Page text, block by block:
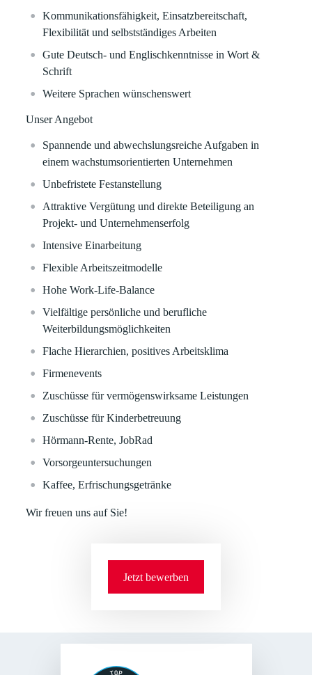
Kommunikationsfähigkeit, Einsatzbereitschaft,
Flexibilität und selbstständiges Arbeiten
Gute Deutsch- und Englischkenntnisse in Wort &
Schrift
Weitere Sprachen wünschenswert
Unser Angebot
Spannende und abwechslungsreiche Aufgaben in
einem wachstumsorientierten Unternehmen
Unbefristete Festanstellung
Attraktive Vergütung und direkte Beteiligung an
Projekt- und Unternehmenserfolg
Intensive Einarbeitung
Flexible Arbeitszeitmodelle
Hohe Work-Life-Balance
Vielfältige persönliche und berufliche
Weiterbildungsmöglichkeiten
Flache Hierarchien, positives Arbeitsklima
Firmenevents
Zuschüsse für vermögenswirksame Leistungen
Zuschüsse für Kinderbetreuung
Hörmann-Rente, JobRad
Vorsorgeuntersuchungen
Kaffee, Erfrischungsgetränke
Wir freuen uns auf Sie!
Jetzt bewerben